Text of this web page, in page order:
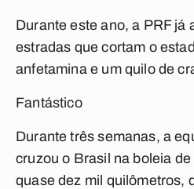
Durante este ano, a PRF já
estradas que cortam o
anfetamina e um quilo de
Fantástico
Durante três semanas, a
cruzou o Brasil na boleia
quase dez mil quilômetros,